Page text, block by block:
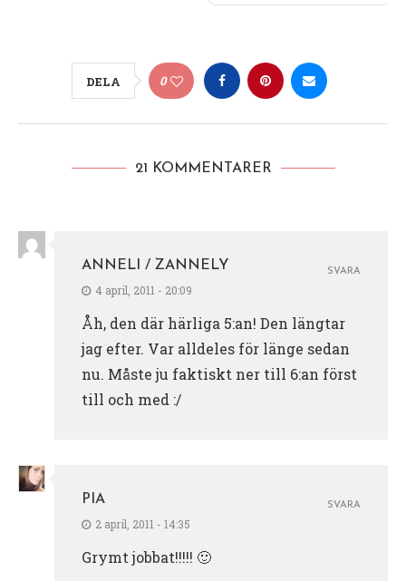
DELA 0
21 KOMMENTARER
ANNELI / ZANNELY
4 april, 2011 - 20:09
Åh, den där härliga 5:an! Den längtar
jag efter. Var alldeles för länge sedan
nu. Måste ju faktiskt ner till 6:an först
till och med :/
SVARA
PIA
2 april, 2011 - 14:35
Grymt jobbat!!!!! 🙂
SVARA